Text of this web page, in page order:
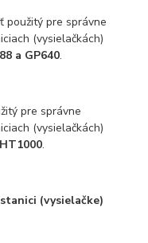
použitý pre správne
(vysielačkách)
a GP640.
pre správne
(vysielačkách)
.
(vysielačke)